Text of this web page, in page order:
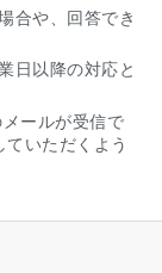
合や、回答でき
日以降の対応と
ールが受信で
いただくよう